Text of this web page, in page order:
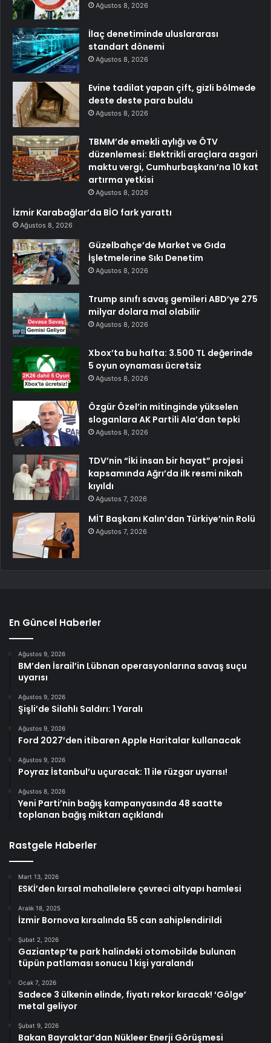
Ağustos 8, 2026
İlaç denetiminde uluslararası
standart dönemi
Ağustos 8, 2026
Evine tadilat yapan çift, gizli bölmede
deste deste para buldu
Ağustos 8, 2026
TBMM’de emekli aylığı ve ÖTV
düzenlemesi: Elektrikli araçlara asgari
maktu vergi, Cumhurbaşkanı’na 10 kat
artırma yetkisi
Ağustos 8, 2026
İzmir Karabağlar’da BİO fark yarattı
Ağustos 8, 2026
Güzelbahçe’de Market ve Gıda
İşletmelerine Sıkı Denetim
Ağustos 8, 2026
Trump sınıfı savaş gemileri ABD’ye 275
milyar dolara mal olabilir
Ağustos 8, 2026
Xbox’ta bu hafta: 3.500 TL değerinde
5 oyun oynaması ücretsiz
Ağustos 8, 2026
Özgür Özel’in mitinginde yükselen
sloganlara AK Partili Ala’dan tepki
Ağustos 8, 2026
TDV’nin “İki insan bir hayat” projesi
kapsamında Ağrı’da ilk resmi nikah
kıyıldı
Ağustos 7, 2026
MİT Başkanı Kalın’dan Türkiye’nin Rolü
Ağustos 7, 2026
En Güncel Haberler
Ağustos 9, 2026
BM’den İsrail’in Lübnan operasyonlarına savaş suçu
uyarısı
Ağustos 9, 2026
Şişli’de Silahlı Saldırı: 1 Yaralı
Ağustos 9, 2026
Ford 2027’den itibaren Apple Haritalar kullanacak
Ağustos 9, 2026
Poyraz İstanbul’u uçuracak: 11 ile rüzgar uyarısı!
Ağustos 8, 2026
Yeni Parti’nin bağış kampanyasında 48 saatte
toplanan bağış miktarı açıklandı
Rastgele Haberler
Mart 13, 2026
ESKİ’den kırsal mahallelere çevreci altyapı hamlesi
Aralık 18, 2025
İzmir Bornova kırsalında 55 can sahiplendirildi
Şubat 2, 2026
Gaziantep’te park halindeki otomobilde bulunan
tüpün patlaması sonucu 1 kişi yaralandı
Ocak 7, 2026
Sadece 3 ülkenin elinde, fiyatı rekor kıracak! ‘Gölge’
metal geliyor
Şubat 9, 2026
Bakan Bayraktar’dan Nükleer Enerji Görüşmesi